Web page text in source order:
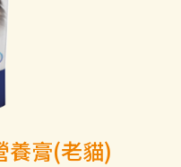
養膏(老貓)